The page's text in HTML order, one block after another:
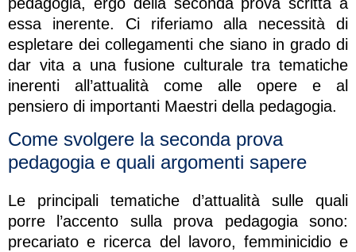
essa inerente. Ci riferiamo alla necessità di
espletare dei collegamenti che siano in grado di
dar vita a una fusione culturale tra tematiche
inerenti all’attualità come alle opere e al
pensiero di importanti Maestri della pedagogia.
Come svolgere la seconda prova
pedagogia e quali argomenti sapere
Le principali tematiche d’attualità sulle quali
porre l’accento sulla prova pedagogia sono:
precariato e ricerca del lavoro, femminicidio e